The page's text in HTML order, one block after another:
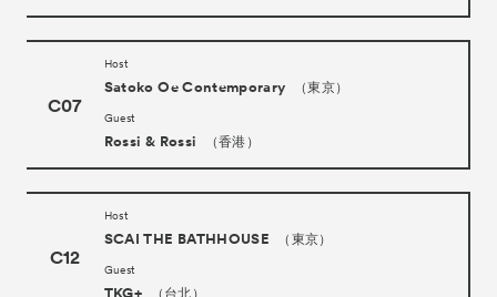
C07
Host
Satoko Oe Contemporary （東京）
Guest
Rossi & Rossi （香港）
C12
Host
SCAI THE BATHHOUSE （東京）
Guest
TKG+ （台北）